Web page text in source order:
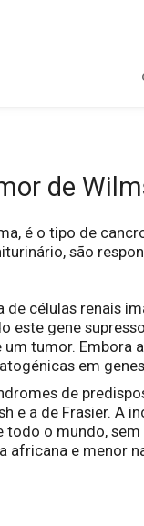
de
é o tipo de
são
células renais
gene
tumor.
em
de
e a de Frasier.
o mundo,
e menor